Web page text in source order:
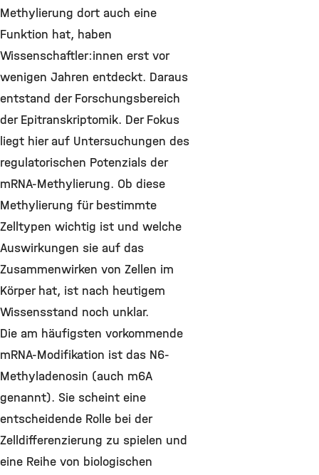
Methylierung dort auch eine
Funktion hat, haben
Wissenschaftler:innen erst vor
wenigen Jahren entdeckt. Daraus
entstand der Forschungsbereich
der Epitranskriptomik. Der Fokus
liegt hier auf Untersuchungen des
regulatorischen Potenzials der
mRNA-Methylierung. Ob diese
Methylierung für bestimmte
Zelltypen wichtig ist und welche
Auswirkungen sie auf das
Zusammenwirken von Zellen im
Körper hat, ist nach heutigem
Wissensstand noch unklar.
Die am häufigsten vorkommende
mRNA-Modifikation ist das N6-
Methyladenosin (auch m6A
genannt). Sie scheint eine
entscheidende Rolle bei der
Zelldifferenzierung zu spielen und
eine Reihe von biologischen